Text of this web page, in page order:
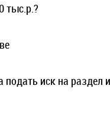
тыс.р.?
подать иск на раздел